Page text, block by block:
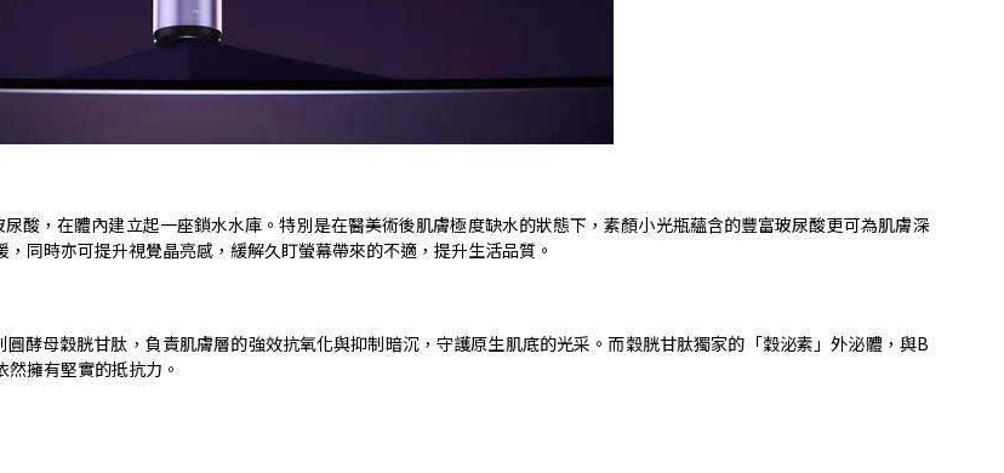
酸，在體內建立起一座鎖水水庫。特別是在醫美術後肌膚極度缺水的狀態下，素顏小光瓶蘊含的豐富玻尿酸更可為肌膚深
同時亦可提升視覺晶亮感，緩解久盯螢幕帶來的不適，提升生活品質。
圓酵母穀胱甘肽，負責肌膚層的強效抗氧化與抑制暗沉，守護原生肌底的光采。而穀胱甘肽獨家的「穀泌素」外泌體，與B
擁有堅實的抵抗力。